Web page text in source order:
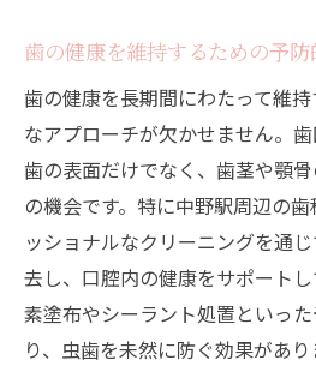
定期健診で得られる安
歯科医の信頼性が歯の
中野駅近くの歯医者で安心
すめ
安心して通える歯科医
中野駅周辺で通院しや
法
リラックスできる歯科
歯の健康を維持するための予
歯の健康を長期間にわたって維
なアプローチが欠かせません。歯
歯の表面だけでなく、歯茎や顎
の機会です。特に中野駅周辺の
ッショナルなクリーニングを通
去し、口腔内の健康をサポート
素塗布やシーラント処置といっ
り、虫歯を未然に防ぐ効果があり